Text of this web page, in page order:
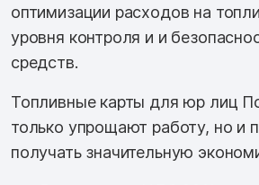
оптимизации расходов на
уровня контроля и и
средств.
Топливные карты для юр лиц
только упрощают работу, но и
получать значительную